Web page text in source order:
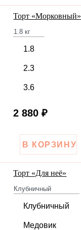
Торт «Морковный»
1.8 кг
1.8
2.3
3.6
2 880 ₽
Торт «Для неё»
Клубничный
Клубничный
Медовик